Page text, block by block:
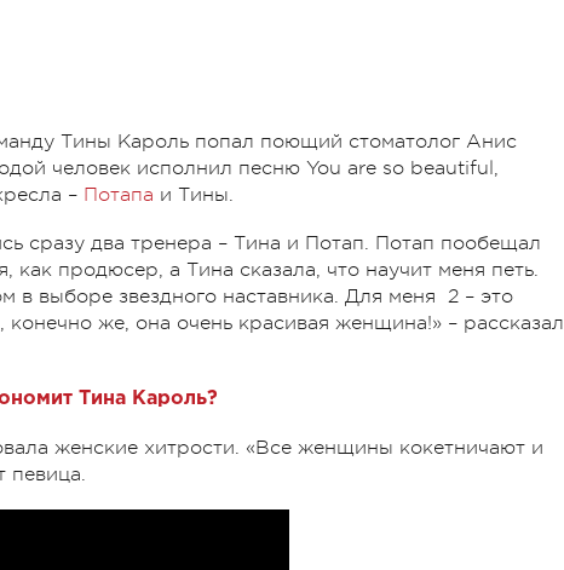
Тины Кароль попал поющий стоматолог Анис
человек исполнил песню You are so beautiful,
– Потапа и Тины.
сразу два тренера – Тина и Потап. Потап пообещал
как продюсер, а Тина сказала, что научит меня петь.
выборе звездного наставника. Для меня 2 – это
конечно же, она очень красивая женщина!» – рассказал
Тина Кароль?
женские хитрости. «Все женщины кокетничают и
певица.